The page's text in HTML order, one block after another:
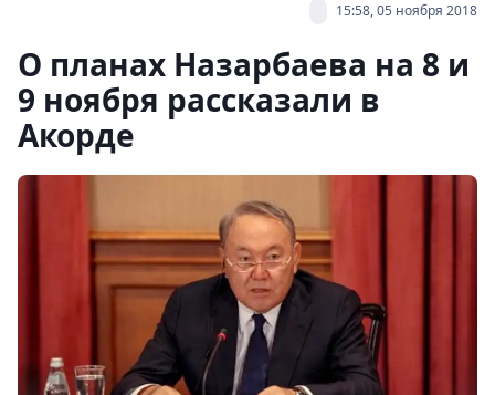
15:58, 05 ноября 2018
О планах Назарбаева на 8 и
9 ноября рассказали в
Акорде